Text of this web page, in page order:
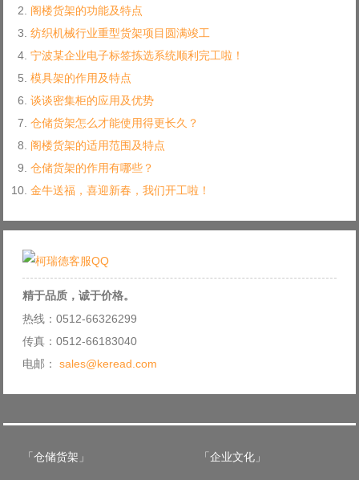
阁楼货架的功能及特点
纺织机械行业重型货架项目圆满竣工
宁波某企业电子标签拣选系统顺利完工啦！
模具架的作用及特点
谈谈密集柜的应用及优势
仓储货架怎么才能使用得更长久？
阁楼货架的适用范围及特点
仓储货架的作用有哪些？
金牛送福，喜迎新春，我们开工啦！
精于品质，诚于价格。
热线：0512-66326299
传真：0512-66183040
电邮： sales@keread.com
「仓储货架」 「企业文化」